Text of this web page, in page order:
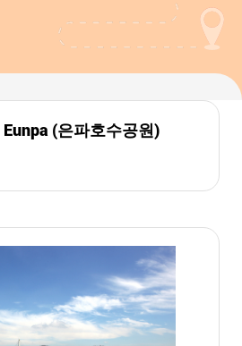
(은파호수공원)